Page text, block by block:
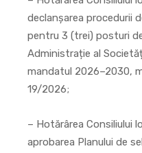
declanșarea procedurii
pentru 3 (trei) posturi
Administrație al
mandatul 2026–2030,
19/2026;
– Hotărârea Consiliului
aprobarea Planului de